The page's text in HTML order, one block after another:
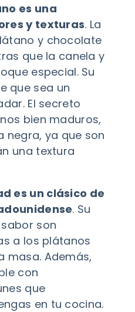
es una
y texturas. La
y chocolate
que la canela y
especial. Su
que sea un
El secreto
bien maduros,
negra, ya que son
una textura
es un clásico de
. Su
son
a los plátanos
masa. Además,
con
que
en tu cocina.